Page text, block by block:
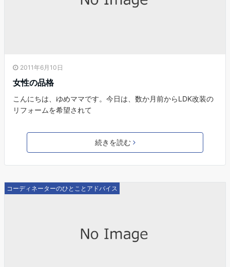
2011年6月10日
女性の品格
こんにちは、ゆめママです。今日は、数か月前からLDK改装の
リフォームを希望されて
続きを読む
コーディネーターのひとことアドバイス